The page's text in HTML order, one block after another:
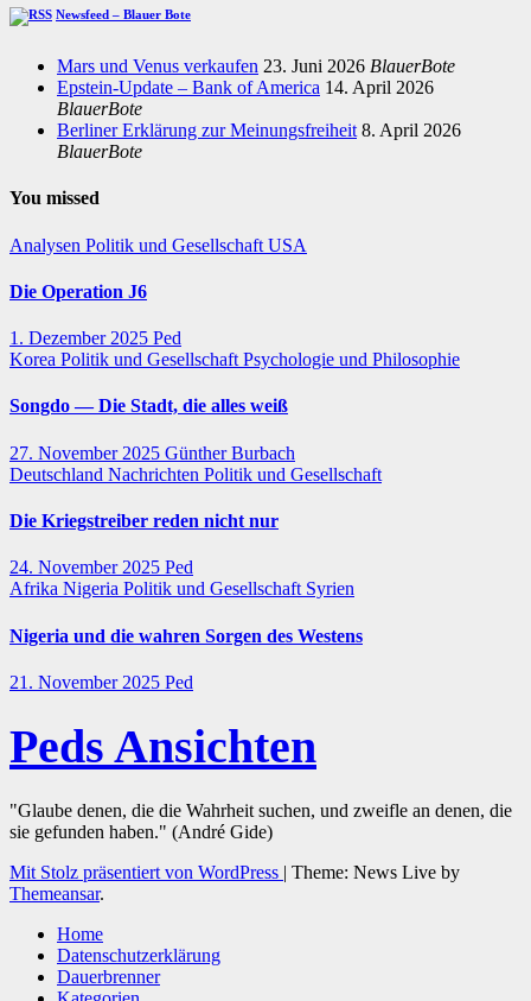
Newsfeed – Blauer Bote
Mars und Venus verkaufen 23. Juni 2026 BlauerBote
Epstein-Update – Bank of America 14. April 2026
BlauerBote
Berliner Erklärung zur Meinungsfreiheit 8. April 2026
BlauerBote
You missed
Analysen Politik und Gesellschaft USA
Die Operation J6
1. Dezember 2025 Ped
Korea Politik und Gesellschaft Psychologie und Philosophie
Songdo — Die Stadt, die alles weiß
27. November 2025 Günther Burbach
Deutschland Nachrichten Politik und Gesellschaft
Die Kriegstreiber reden nicht nur
24. November 2025 Ped
Afrika Nigeria Politik und Gesellschaft Syrien
Nigeria und die wahren Sorgen des Westens
21. November 2025 Ped
Peds Ansichten
"Glaube denen, die die Wahrheit suchen, und zweifle an denen, die
sie gefunden haben." (André Gide)
Mit Stolz präsentiert von WordPress | Theme: News Live by
Themeansar.
Home
Datenschutzerklärung
Dauerbrenner